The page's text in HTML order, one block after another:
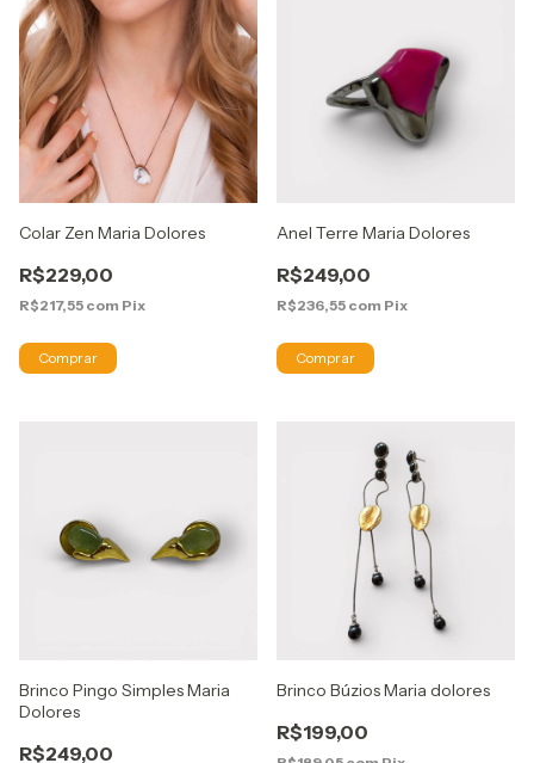
Colar Zen Maria Dolores
R$229,00
R$217,55 com Pix
Anel Terre Maria Dolores
R$249,00
R$236,55 com Pix
Brinco Pingo Simples Maria
Dolores
R$249,00
Brinco Búzios Maria dolores
R$199,00